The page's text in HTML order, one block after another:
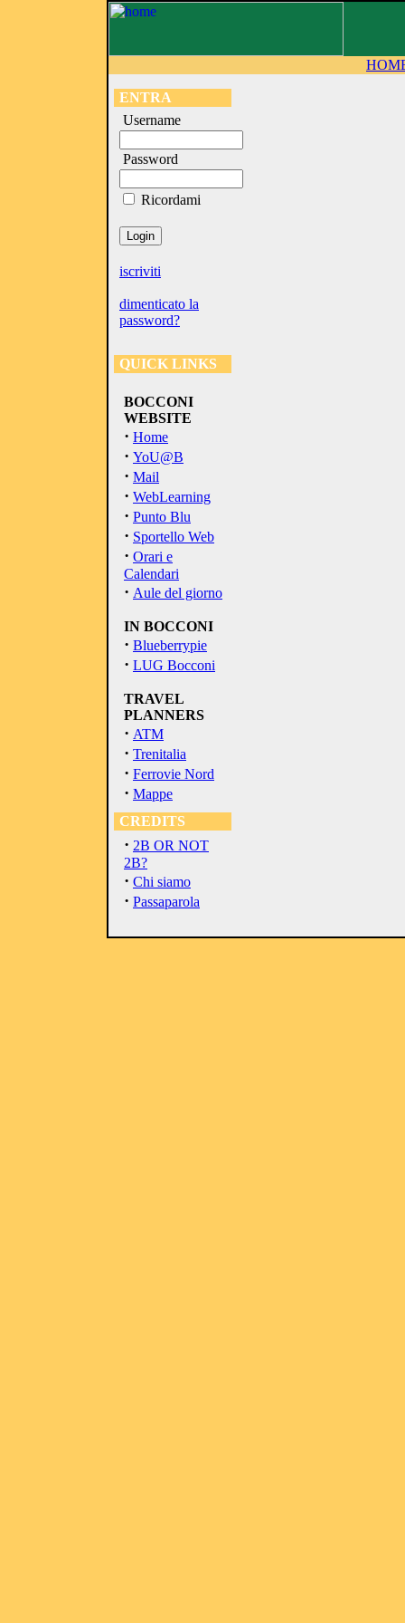
ENTRA
Username
Password
Ricordami
iscriviti
dimenticato la
password?
QUICK LINKS
BOCCONI
WEBSITE
· Home
· YoU@B
· Mail
· WebLearning
· Punto Blu
· Sportello Web
· Orari e
Calendari
· Aule del giorno
IN BOCCONI
· Blueberrypie
· LUG Bocconi
TRAVEL
PLANNERS
· ATM
· Trenitalia
· Ferrovie Nord
· Mappe
CREDITS
· 2B OR NOT
2B?
· Chi siamo
· Passaparola